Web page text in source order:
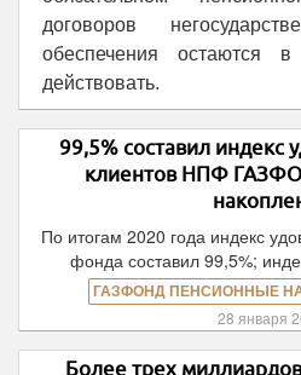
договоров
обеспечения остаются
действовать.
99,5% составил индекс
клиентов НПФ
По итогам 2020 года индекс
фонда составил 99,5%;
ГАЗФОНД ПЕНСИОННЫЕ
28 января
Более трех